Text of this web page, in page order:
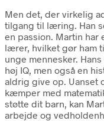
Men det, der virkelig
tilgang til læring. Han
en passion. Martin
lærer, hvilket gør ham
unge mennesker.
høj IQ, men også en
aldrig give op. Uanset
kæmper med
støtte dit barn, kan
arbejde og